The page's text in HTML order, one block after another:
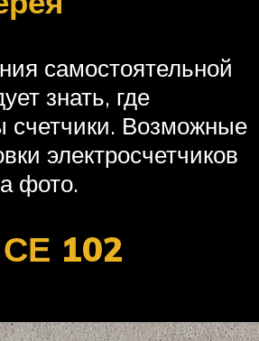
самостоятельной
знать, где
счетчики. Возможные
электросчетчиков
фото.
102